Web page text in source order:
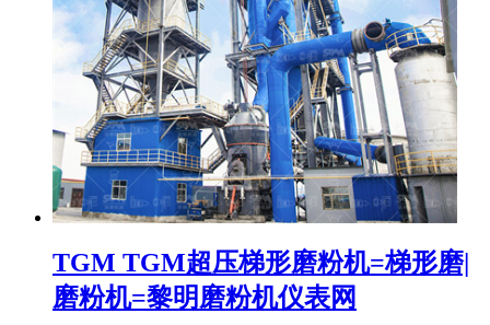
TGM TGM超压梯形磨粉机=梯形磨|
磨粉机=黎明磨粉机仪表网